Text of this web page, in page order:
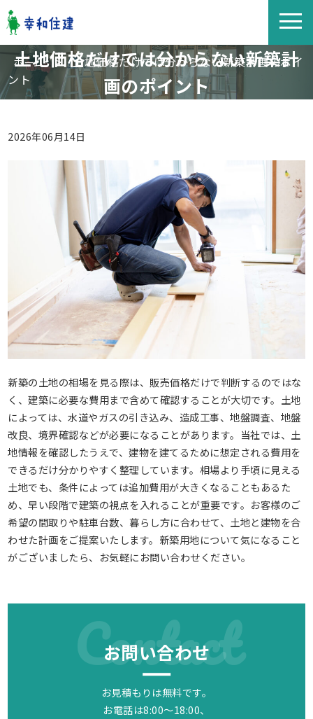
土地価格だけでは分からない新築計
画のポイント
ホーム >
土地価格だけでは分からない新築計画のポイ
ント
2026年06月14日
新築の土地の相場を見る際は、販売価格だけで判断するのではな
く、建築に必要な費用まで含めて確認することが大切です。土地
によっては、水道やガスの引き込み、造成工事、地盤調査、地盤
改良、境界確認などが必要になることがあります。当社では、土
地情報を確認したうえで、建物を建てるために想定される費用を
できるだけ分かりやすく整理しています。相場より手頃に見える
土地でも、条件によっては追加費用が大きくなることもあるた
め、早い段階で建築の視点を入れることが重要です。お客様のご
希望の間取りや駐車台数、暮らし方に合わせて、土地と建物を合
わせた計画をご提案いたします。新築用地について気になること
がございましたら、お気軽にお問い合わせください。
Contact
お問い合わせ
お見積もりは無料です。
お電話は8:00～18:00、